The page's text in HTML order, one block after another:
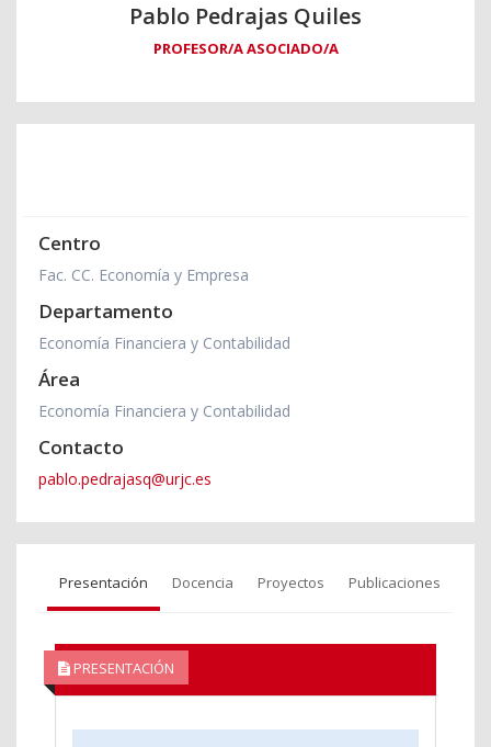
Pablo Pedrajas Quiles
PROFESOR/A ASOCIADO/A
Centro
Fac. CC. Economía y Empresa
Departamento
Economía Financiera y Contabilidad
Área
Economía Financiera y Contabilidad
Contacto
pablo.pedrajasq@urjc.es
Presentación Docencia Proyectos Publicaciones
PRESENTACIÓN